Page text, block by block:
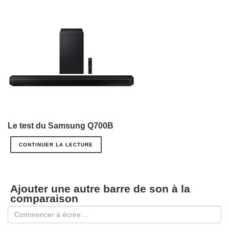
Le test du Samsung Q700B
CONTINUER LA LECTURE
Ajouter une autre barre de son à la
comparaison